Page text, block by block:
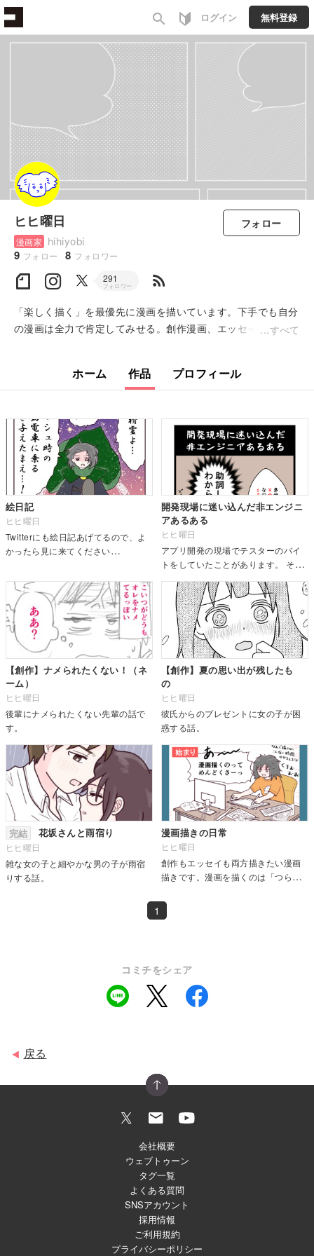
search ログイン 無料登録
ヒヒ曜日
漫画家 hihiyobi
9 フォロー 8 フォロワー
フォロー
291
フォロワー rss_feed
「楽しく描く」を最優先に漫画を描いています。下手でも自分
の漫画は全力で肯定してみせる。創作漫画、エッセイ漫画をア
すべて
ホーム 作品 プロフィール
絵日記
ヒヒ曜日
Twitterにも絵日記あげてるので、よ
かったら見に来てください
開発現場に迷い込んだ非エンジニ
アあるある
ヒヒ曜日
アプリ開発の現場でテスターのバイ
トをしていたことがあります。 その
時に見聞きしたことをマイペースに
描いていきます。
【創作】ナメられたくない！（ネ
ーム）
ヒヒ曜日
後輩にナメられたくない先輩の話で
す。
【創作】夏の思い出が残したも
の
ヒヒ曜日
彼氏からのプレゼントに女の子が困
惑する話。
完結 花坂さんと雨宿り
ヒヒ曜日
雑な女の子と細やかな男の子が雨宿
りする話。
漫画描きの日常
ヒヒ曜日
創作もエッセイも両方描きたい漫画
描きです。漫画を描くのは「つら楽
ています。
→https://twitter.com/hihiyoubi
1
コミチをシェア
◀ 戻る
会社概要
ウェブトゥーン
タグ一覧
よくある質問
SNSアカウント
採用情報
ご利用規約
プライバシーポリシー